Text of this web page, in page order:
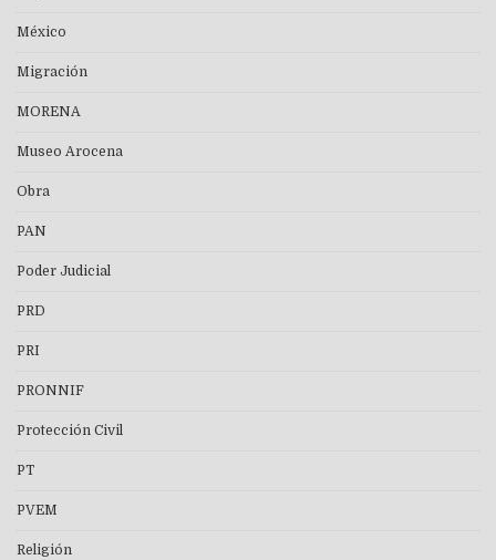
México
Migración
MORENA
Museo Arocena
Obra
PAN
Poder Judicial
PRD
PRI
PRONNIF
Protección Civil
PT
PVEM
Religión